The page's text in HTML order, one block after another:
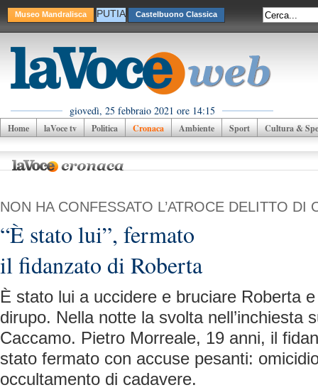
Museo Mandralisca PUTIA Castelbuono Classica
giovedì, 25 febbraio 2021 ore 14:15
Home laVoce tv Politica Cronaca Ambiente Sport Cultura &
NON HA CONFESSATO L’ATROCE DELITTO DI
“È stato lui”, fermato
il fidanzato di Roberta
È stato lui a uccidere e bruciare Roberta
dirupo. Nella notte la svolta nell’inchiesta
Caccamo. Pietro Morreale, 19 anni, il
stato fermato con accuse pesanti:
occultamento di cadavere.